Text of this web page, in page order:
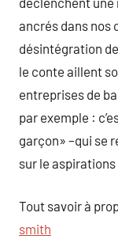
ancrés dans nos
désintégration
le conte aillent
entreprises de
par exemple :
garçon» –qui se
sur le
Tout savoir à
smith